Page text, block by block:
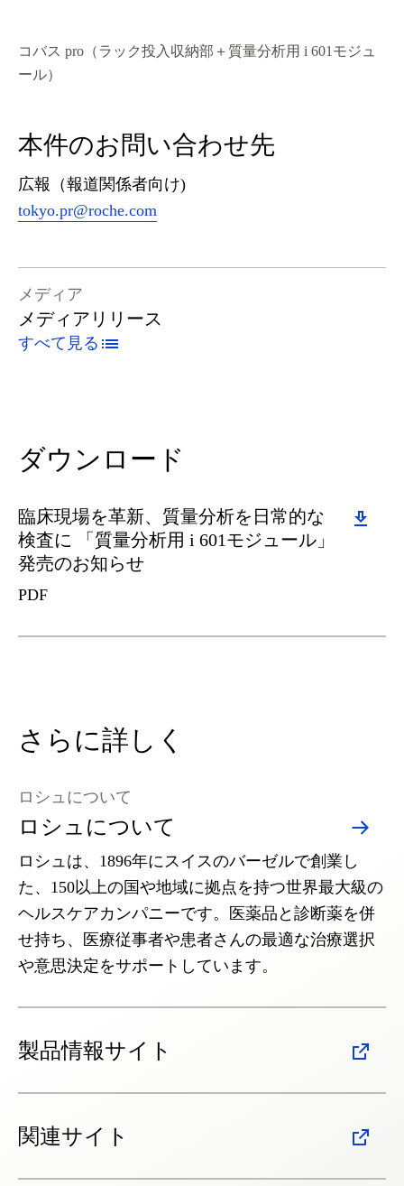
コバス pro（ラック投入収納部＋質量分析用 i 601モジュ
ール）
本件のお問い合わせ先
広報（報道関係者向け)
tokyo.pr@roche.com
メディア
メディアリリース
すべて見る
ダウンロード
Download
臨床現場を革新、質量分析を日常的な
検査に 「質量分析用 i 601モジュール」
発売のお知らせ
PDF
さらに詳しく
ロシュについて
ロシュについて
ロシュは、1896年にスイスのバーゼルで創業し
た、150以上の国や地域に拠点を持つ世界最大級の
ヘルスケアカンパニーです。医薬品と診断薬を併
せ持ち、医療従事者や患者さんの最適な治療選択
や意思決定をサポートしています。
製品情報サイト
関連サイト